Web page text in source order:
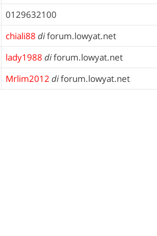
0129632100
chiali88 diforum.lowyat.net
lady1988 diforum.lowyat.net
Mrlim2012 diforum.lowyat.net